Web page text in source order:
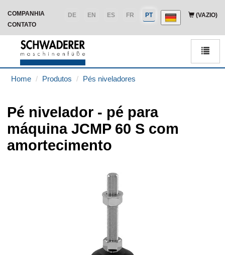
(VAZIO)
COMPANHIA PT
FR
ES
EN
DE
CONTATO
Home Produtos Pés niveladores
Pé nivelador - pé para
máquina JCMP 60 S com
amortecimento